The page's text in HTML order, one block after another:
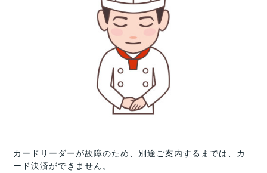
カードリーダーが故障のため、別途ご案内するまでは、カ
ード決済ができません。